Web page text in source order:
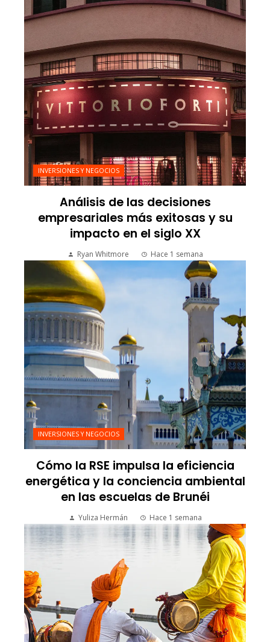
INVERSIONES Y NEGOCIOS
Análisis de las decisiones
empresariales más exitosas y su
impacto en el siglo XX
Ryan Whitmore Hace 1 semana
INVERSIONES Y NEGOCIOS
Cómo la RSE impulsa la eficiencia
energética y la conciencia ambiental
en las escuelas de Brunéi
Yuliza Hermán Hace 1 semana